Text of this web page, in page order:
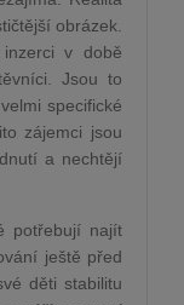
obrázek.
v době
Jsou to
specifické
zájemci jsou
a nechtějí
potřebují najít
ještě před
děti stabilitu